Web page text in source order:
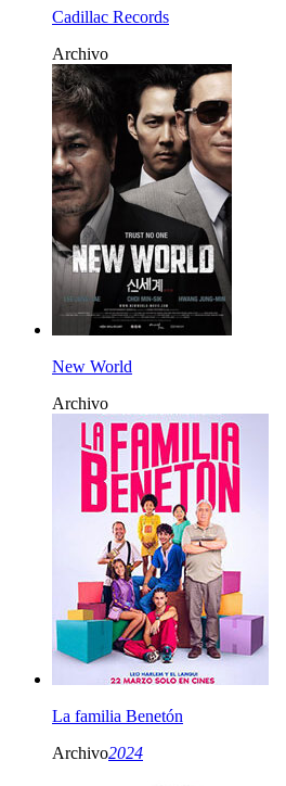
Cadillac Records
Archivo
New World
Archivo
La familia Benetón
Archivo2024